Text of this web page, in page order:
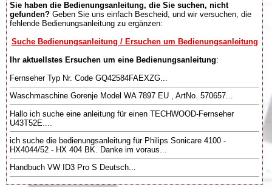
Sie haben die Bedienungsanleitung, die Sie suchen, nicht
gefunden? Geben Sie uns einfach Bescheid, und wir versuchen, die
fehlende Bedienungsanleitung zu ergänzen:
Suche Bedienungsanleitung / Ersuchen um Bedienungsanleitung
Ihr aktuellstes Ersuchen um eine Bedienungsanleitung:
Fernseher Typ Nr. Code GQ42584FAEXZG...
Waschmaschine Gorenje Model WA 7897 EU , ArtNo. 570657...
Hallo ich suche eine anleitung für einen TECHWOOD-Fernseher
U43T52E....
ich suche die bedienungsanleitung für Philips Sonicare 4100 -
HX4044/52 - HX 404 BK. Danke im voraus...
Handbuch VW ID3 Pro S Deutsch...